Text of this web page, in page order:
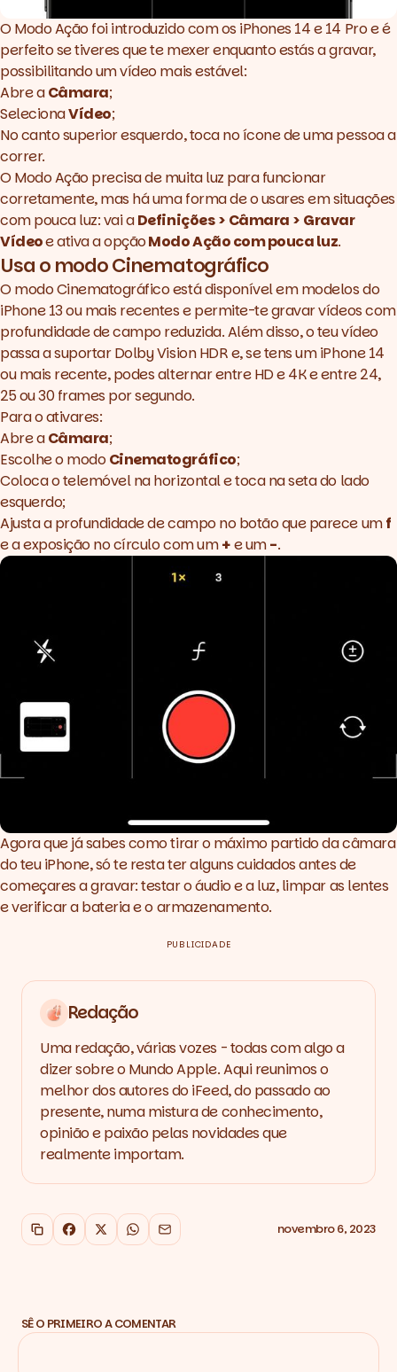
O Modo Ação foi introduzido com os iPhones 14 e 14 Pro e é
perfeito se tiveres que te mexer enquanto estás a gravar,
possibilitando um vídeo mais estável:
Abre aCâmara;
SelecionaVídeo;
No canto superior esquerdo, toca no ícone de uma pessoa a
correr.
O Modo Ação precisa de muita luz para funcionar
corretamente, mas há uma forma de o usares em situações
com pouca luz: vai aDefinições > Câmara > Gravar
Vídeoe ativa a opçãoModo Ação com pouca luz.
Usa o modo Cinematográfico
O modo Cinematográfico está disponível em modelos do
iPhone 13 ou mais recentes e permite-te gravar vídeos com
profundidade de campo reduzida. Além disso, o teu vídeo
passa a suportar Dolby Vision HDR e, se tens um iPhone 14
ou mais recente, podes alternar entre HD e 4K e entre 24,
25 ou 30framespor segundo.
Para o ativares:
Abre aCâmara;
Escolhe o modoCinematográfico;
Coloca o telemóvel na horizontal e toca na seta do lado
esquerdo;
Ajusta a profundidade de campo no botão que parece umf
e a exposição no círculo com um+e um-.
Agora que já sabes como tirar o máximo partido da câmara
do teu iPhone, só te resta ter alguns cuidados antes de
começares a gravar: testar o áudio e a luz, limpar as lentes
e verificar a bateria e o armazenamento.
PUBLICIDADE
Redação
Uma redação, várias vozes - todas com algo a
dizer sobre o Mundo Apple. Aqui reunimos o
melhor dos autores do iFeed, do passado ao
presente, numa mistura de conhecimento,
opinião e paixão pelas novidades que
realmente importam.
Copiar link
Facebook
X WhatsApp
Email novembro 6, 2023
SÊ O PRIMEIRO A COMENTAR